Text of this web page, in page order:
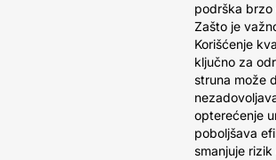
podrška brzo
Zašto je
Korišćenje
ključno za
struna može
opterećenje
poboljšava
smanjuje